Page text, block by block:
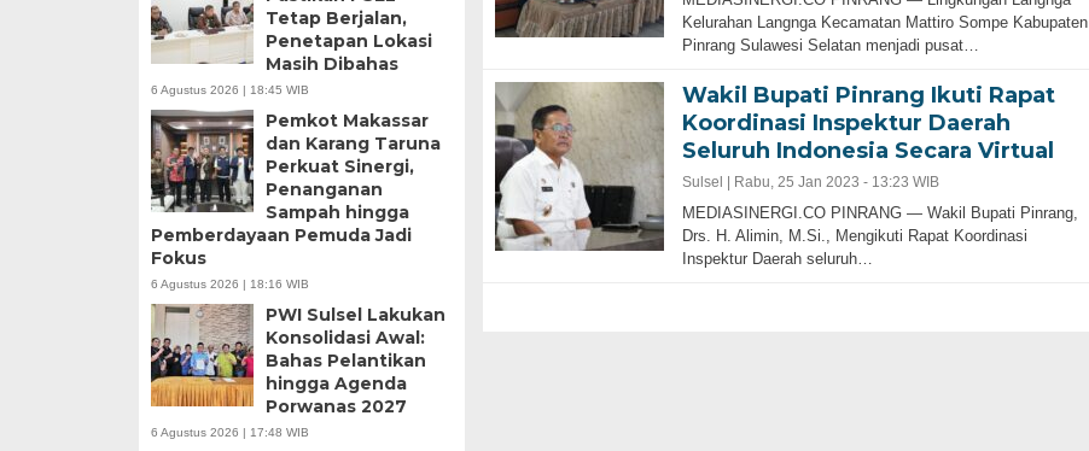
Tetap Berjalan,
Penetapan Lokasi
Masih Dibahas
6 Agustus 2026 | 18:45 WIB
Pemkot Makassar
dan Karang Taruna
Perkuat Sinergi,
Penanganan
Sampah hingga
Pemberdayaan Pemuda Jadi
Fokus
6 Agustus 2026 | 18:16 WIB
PWI Sulsel Lakukan
Konsolidasi Awal:
Bahas Pelantikan
hingga Agenda
Porwanas 2027
6 Agustus 2026 | 17:48 WIB
Kelurahan Langnga Kecamatan Mattiro Sompe Kabupaten
Pinrang Sulawesi Selatan menjadi pusat…
Wakil Bupati Pinrang Ikuti Rapat
Koordinasi Inspektur Daerah
Seluruh Indonesia Secara Virtual
Sulsel | Rabu, 25 Jan 2023 - 13:23 WIB
MEDIASINERGI.CO PINRANG — Wakil Bupati Pinrang,
Drs. H. Alimin, M.Si., Mengikuti Rapat Koordinasi
Inspektur Daerah seluruh…